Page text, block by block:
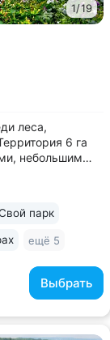
1/19
леса,
6 га
небольшим
по лесу
Выбрать
парк
ещё 5